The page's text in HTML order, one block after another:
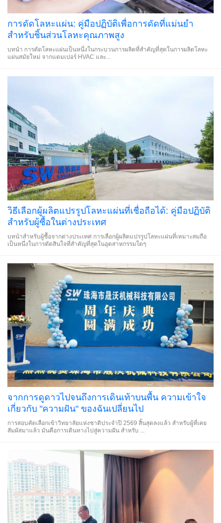
การดัดโลหะแผ่น: คู่มือปฏิบัติเพื่อการดัดที่แม่นยำ
สำหรับชิ้นส่วนโลหะคุณภาพสูง
บทนำ การดัดโลหะแผ่นเป็นหนึ่งในกระบวนการผลิตที่สำคัญที่สุดในการผลิตโลหะ
แผ่นสมัยใหม่ จากแดมเปอร์ HVAC และ...
วิธีเลือกผู้ผลิตแปรรูปโลหะแผ่นที่เชื่อถือได้: คู่มือปฏิบัติ
สำหรับผู้ซื้อในต่างประเทศ
บทนำสำหรับผู้ซื้อจากต่างประเทศ การเลือกผู้ผลิตแปรรูปโลหะแผ่นที่เหมาะสมถือ
เป็นหนึ่งในการตัดสินใจที่สำคัญที่สุดในอุตสาหกรรมใดๆ
จากการดูดาวไปจนถึงการเดินเท้าบนพื้น ความเข้าใจ
เกี่ยวกับ "ความฝัน" ของฉันเปลี่ยนไป
การสอบคัดเลือกเข้าวิทยาลัยแห่งชาติประจำปี 2569 สิ้นสุดลงแล้ว สำหรับผู้ที่เคย
สัมผัสมาแล้ว มันคือการเดินทางไปสู่ความฝัน สำหรับ ...